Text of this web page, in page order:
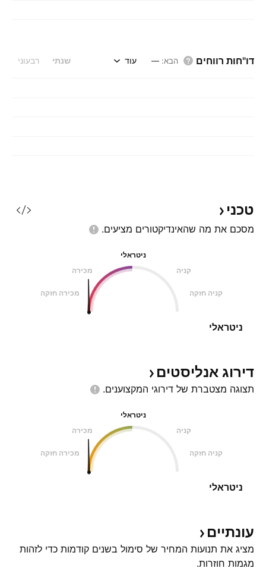
דו"חות רווחים הבא:
— שנתי רבעוני עוד
טכני
מסכם את מה שהאינדיקטורים מציעים.
ניטראלי
מכירה
קניה
מכירה חזקה קניה חזקה
ניטראלי
דירוג אנליסטים
תצוגה מצטברת של דירוגי המקצוענים.
ניטראלי
מכירה
קניה
מכירה חזקה קניה חזקה
ניטראלי
עונתיים
מציג את תנועות המחיר של סימול בשנים קודמות כדי לזהות
מגמות חוזרות.